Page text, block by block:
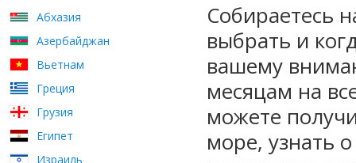
Абхазия
Азербайджан
Вьетнам
Греция
Грузия
Египет
Израиль
Собираетесь
выбрать и
вашему
месяцам на
можете
море, узнать